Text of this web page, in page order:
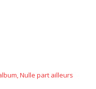
Nulle part ailleurs